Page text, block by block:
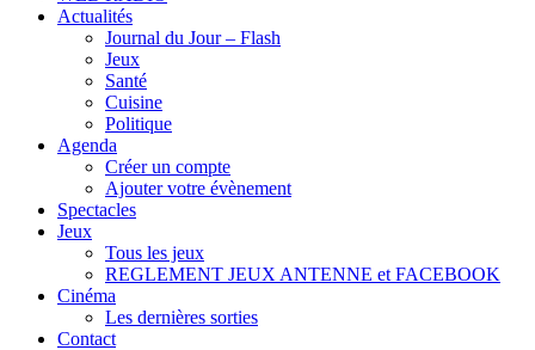
Actualités
Journal du Jour – Flash
Jeux
Santé
Cuisine
Politique
Agenda
Créer un compte
Ajouter votre évènement
Spectacles
Jeux
Tous les jeux
REGLEMENT JEUX ANTENNE et FACEBOOK
Cinéma
Les dernières sorties
Contact